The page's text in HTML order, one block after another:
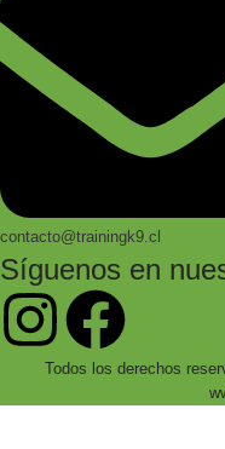
contacto@trainingk9.cl
Síguenos en
Todos los derechos